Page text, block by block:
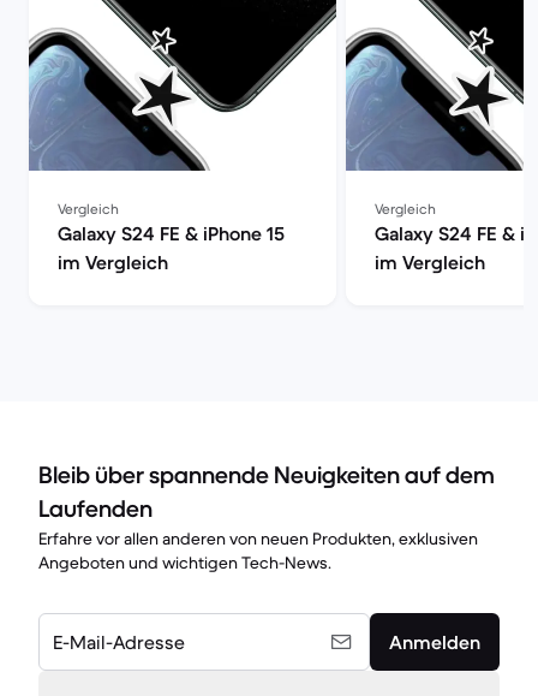
Vergleich
Galaxy S24 FE & iPhone 15
im Vergleich
Vergleich
Galaxy S24 FE &
im Vergleich
Bleib über spannende Neuigkeiten auf dem
Laufenden
Erfahre vor allen anderen von neuen Produkten, exklusiven
Angeboten und wichtigen Tech-News.
E-Mail-Adresse Anmelden